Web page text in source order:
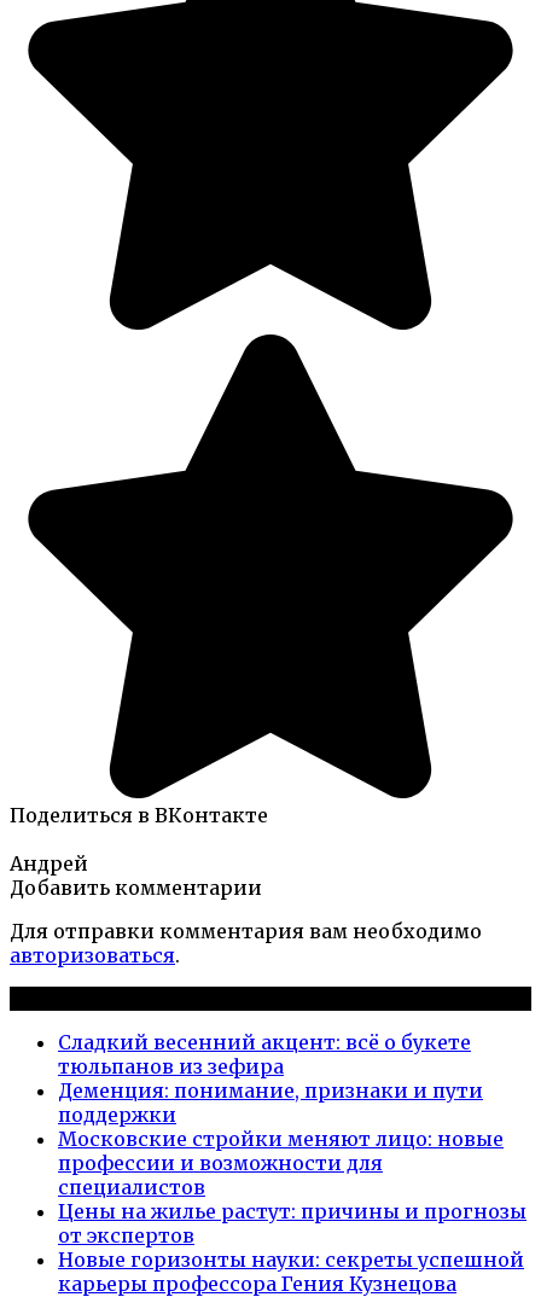
Поделиться в ВКонтакте
Андрей
Добавить комментарии
Для отправки комментария вам необходимо
авторизоваться.
Сладкий весенний акцент: всё о букете
тюльпанов из зефира
Деменция: понимание, признаки и пути
поддержки
Московские стройки меняют лицо: новые
профессии и возможности для
специалистов
Цены на жилье растут: причины и прогнозы
от экспертов
Новые горизонты науки: секреты успешной
карьеры профессора Гения Кузнецова